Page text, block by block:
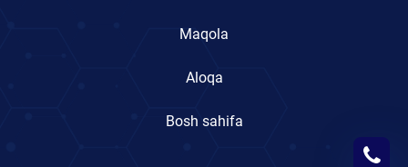
Maqola
Aloqa
Bosh sahifa